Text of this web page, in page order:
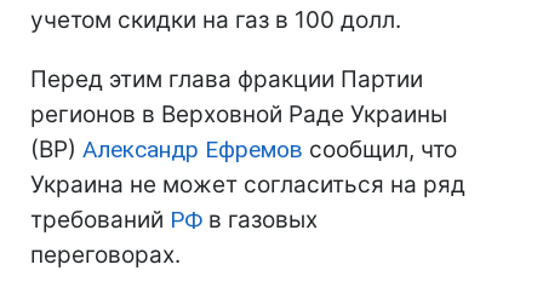
учетом скидки на газ в 100 долл.
Перед этим глава фракции Партии
регионов в Верховной Раде Украины
(ВР) Александр Ефремов сообщил, что
Украина не может согласиться на ряд
требований РФ в газовых
переговорах.